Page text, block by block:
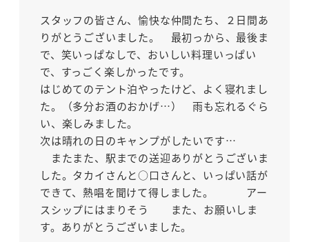
スタッフの皆さん、愉快な仲間たち、２日間あ
りがとうございました。 最初っから、最後ま
で、笑いっぱなしで、おいしい料理いっぱい
で、すっごく楽しかったです。
はじめてのテント泊やったけど、よく寝れまし
た。（多分お酒のおかげ…） 雨も忘れるぐら
い、楽しみました。
次は晴れの日のキャンプがしたいです…
またまた、駅までの送迎ありがとうございま
した。タカイさんと○口さんと、いっぱい話が
できて、熱唱を聞けて得しました。 アー
スシップにはまりそう また、お願いしま
す。ありがとうございました。